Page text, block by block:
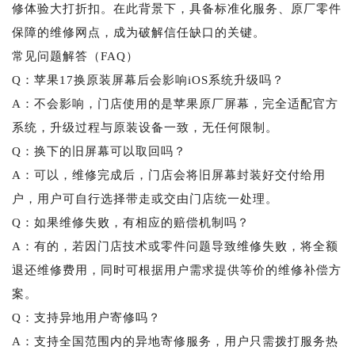
修体验大打折扣。在此背景下，具备标准化服务、原厂零件
保障的维修网点，成为破解信任缺口的关键。
常见问题解答（FAQ）
Q：苹果17换原装屏幕后会影响iOS系统升级吗？
A：不会影响，门店使用的是苹果原厂屏幕，完全适配官方
系统，升级过程与原装设备一致，无任何限制。
Q：换下的旧屏幕可以取回吗？
A：可以，维修完成后，门店会将旧屏幕封装好交付给用
户，用户可自行选择带走或交由门店统一处理。
Q：如果维修失败，有相应的赔偿机制吗？
A：有的，若因门店技术或零件问题导致维修失败，将全额
退还维修费用，同时可根据用户需求提供等价的维修补偿方
案。
Q：支持异地用户寄修吗？
A：支持全国范围内的异地寄修服务，用户只需拨打服务热